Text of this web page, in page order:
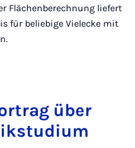
Flächenberechnung liefert
für beliebige Vielecke mit
über